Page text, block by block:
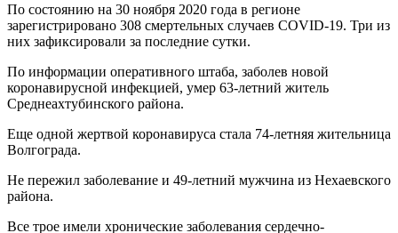
По состоянию на 30 ноября 2020 года в регионе
зарегистрировано 308 смертельных случаев СОVID-19. Три из
них зафиксировали за последние сутки.
По информации оперативного штаба, заболев новой
коронавирусной инфекцией, умер 63-летний житель
Среднеахтубинского района.
Еще одной жертвой коронавируса стала 74-летняя жительница
Волгограда.
Не пережил заболевание и 49-летний мужчина из Нехаевского
района.
Все трое имели хронические заболевания сердечно-